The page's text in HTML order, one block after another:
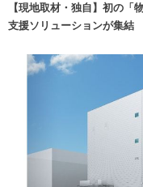
【現地取材・独自】初の
支援ソリューションが集結